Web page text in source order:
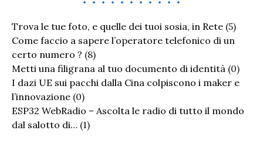
Trova le tue foto, e quelle dei tuoi sosia, in Rete (5)
Come faccio a sapere l’operatore telefonico di un
certo numero ? (8)
Metti una filigrana al tuo documento di identità (0)
I dazi UE sui pacchi dalla Cina colpiscono i maker e
l’innovazione (0)
ESP32 WebRadio – Ascolta le radio di tutto il mondo
dal salotto di… (1)